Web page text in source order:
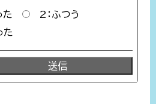
た
2：ふつう
た